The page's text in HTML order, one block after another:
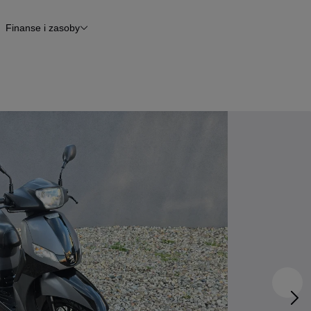
Finanse i zasoby